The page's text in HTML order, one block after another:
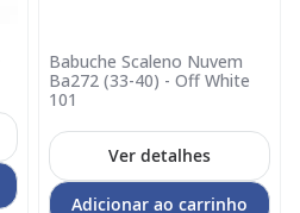
Babuche Scaleno Nuvem
Ba272 (33-40) - Off White
101
Ver detalhes
Adicionar ao carrinho